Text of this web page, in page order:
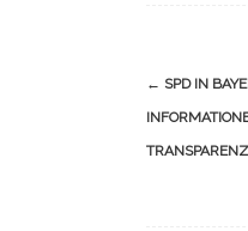
Navigation
(Beiträge)
← SPD IN